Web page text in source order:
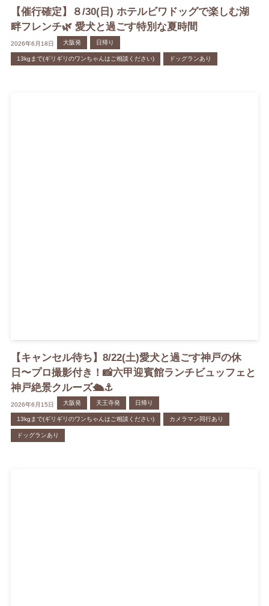
【催行確定】８/30(日) ホテルビワドッグで楽しむ湖
畔フレンチ🌿 愛犬と過ごす特別な夏時間
2026年6月18日 大阪発 日帰り
13kgまで(ギリギリのワンちゃんはご相談ください) ドッグランあり
【キャンセル待ち】8/22(土)愛犬と過ごす神戸の休
日〜プロ撮影付き！📸六甲迎賓館ランチビュッフェと
神戸絶景クルーズ🛳️⚓️
2026年6月15日 大阪発 天王寺発 日帰り
13kgまで(ギリギリのワンちゃんはご相談ください) カメラマン同行あり
ドッグランあり